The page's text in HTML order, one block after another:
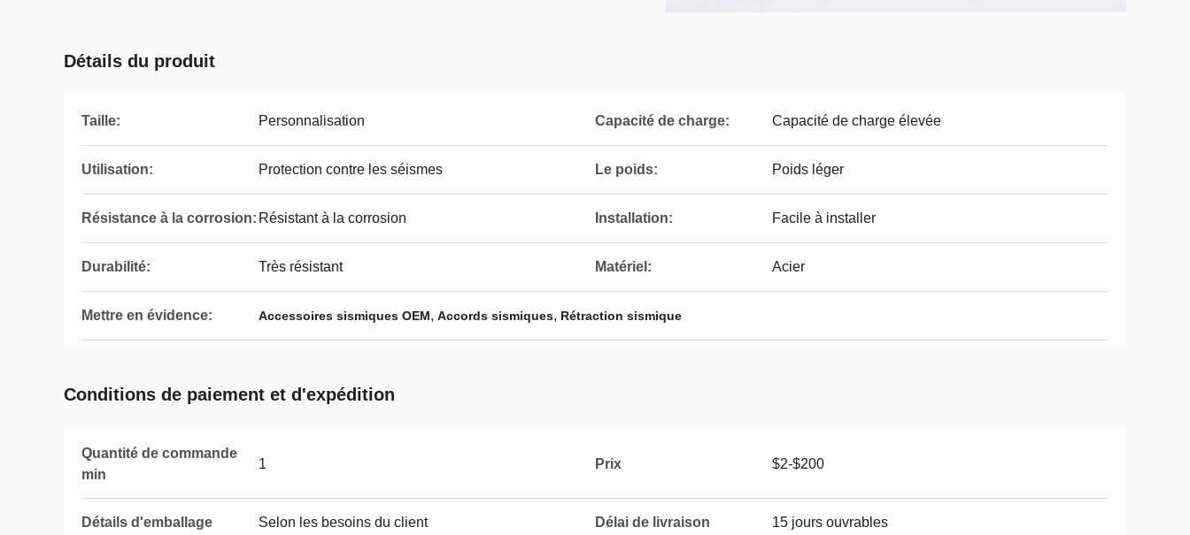
Détails du produit
Taille: Personnalisation Capacité de charge: Capacité de charge élevée
Utilisation: Protection contre les séismes Le poids: Poids léger
Résistance à la corrosion: Résistant à la corrosion Installation: Facile à installer
Durabilité: Très résistant Matériel: Acier
Mettre en évidence: Accessoires sismiques OEM, Accords sismiques, Rétraction sismique
Conditions de paiement et d'expédition
Quantité de commande
min
1 Prix $2-$200
Détails d'emballage Selon les besoins du client Délai de livraison 15 jours ouvrables